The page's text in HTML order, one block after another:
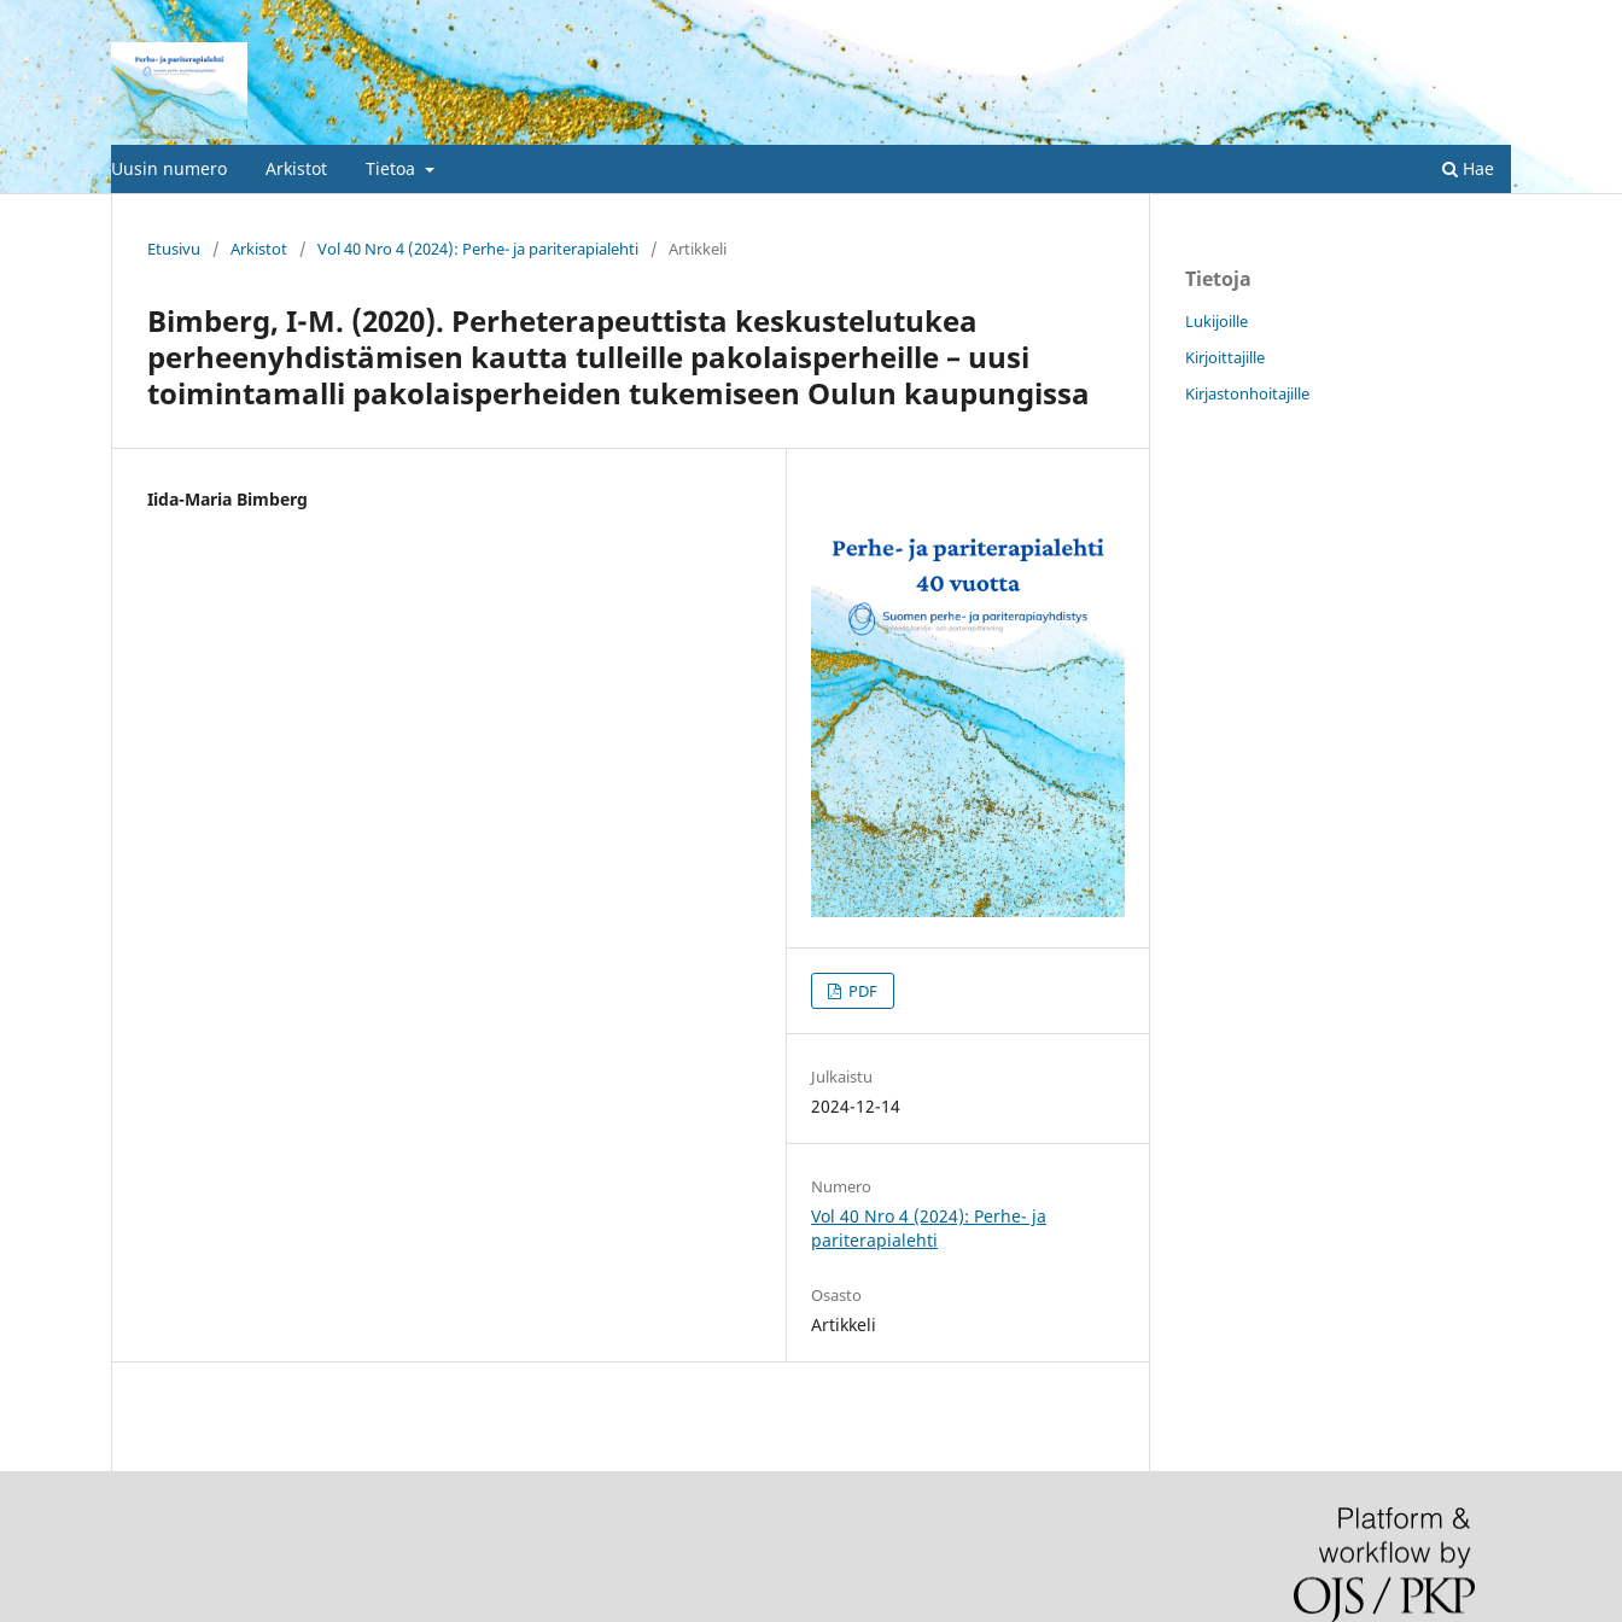
Uusin numero Arkistot Tietoa Hae
Rekisteröidy
Etusivu / Arkistot / Vol 40 Nro 4 (2024): Perhe- ja pariterapialehti / Artikkeli
Bimberg, I-M. (2020). Perheterapeuttista keskustelutukea
perheenyhdistämisen kautta tulleille pakolaisperheille – uusi
toimintamalli pakolaisperheiden tukemiseen Oulun kaupungissa
Iida-Maria Bimberg
PDF
Julkaistu
2024-12-14
Numero
Vol 40 Nro 4 (2024): Perhe- ja
pariterapialehti
Osasto
Artikkeli
Tietoja
Lukijoille
Kirjoittajille
Kirjastonhoitajille